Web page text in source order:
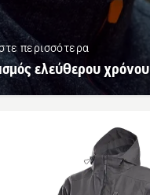
περισσότερα
ελεύθερου χρόνου